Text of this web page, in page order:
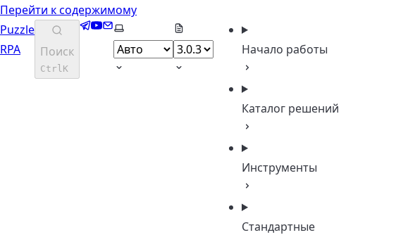
Перейти к содержимому
Puzzle
RPA
Поиск
CtrlK
Telegram
YouTube
EmailВыберите тему
Начало работы
Каталог решений
Инструменты
Стандартные